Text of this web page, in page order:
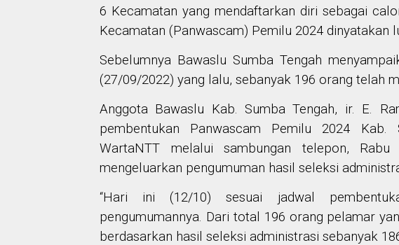
6 Kecamatan yang mendaftarkan diri sebagai
Kecamatan (Panwascam) Pemilu 2024 dinyatakan
Sebelumnya Bawaslu Sumba Tengah
(27/09/2022) yang lalu, sebanyak 196 orang telah
Anggota Bawaslu Kab. Sumba Tengah, ir. E.
pembentukan Panwascam Pemilu 2024 Kab.
WartaNTT melalui sambungan telepon, Rabu
mengeluarkan pengumuman hasil seleksi
“Hari ini (12/10) sesuai jadwal
pengumumannya. Dari total 196 orang pelamar
berdasarkan hasil seleksi administrasi sebanyak